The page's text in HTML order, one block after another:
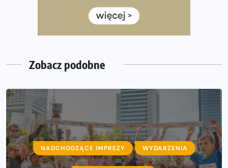
Już w tę sobotę 35. Bieg Powstania Warszawskiego.
Wystartuje rekordowa liczba uczestników
Zobacz podobne
NADCHODZĄCE IMPREZY WYDARZENIA